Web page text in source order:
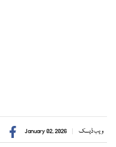
ویب ڈیسک January 02, 2026